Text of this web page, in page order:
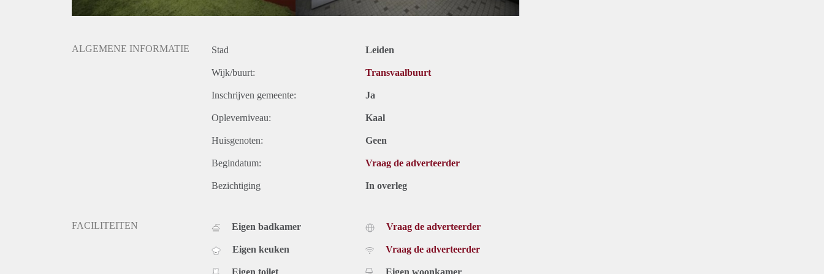
ALGEMENE INFORMATIE Stad Leiden
Wijk/buurt: Transvaalbuurt
Inschrijven gemeente: Ja
Opleverniveau: Kaal
Huisgenoten: Geen
Begindatum: Vraag de adverteerder
Bezichtiging In overleg
FACILITEITEN Eigen badkamer
Eigen keuken
Vraag de adverteerder
Vraag de adverteerder